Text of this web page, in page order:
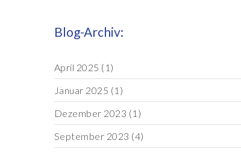
Blog-Archiv:
April 2025 (1)
Januar 2025 (1)
Dezember 2023 (1)
September 2023 (4)